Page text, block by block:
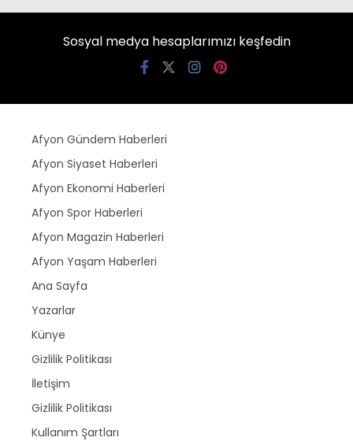
Sosyal medya hesaplarımızı keşfedin
Afyon Gündem Haberleri
Afyon Siyaset Haberleri
Afyon Ekonomi Haberleri
Afyon Spor Haberleri
Afyon Magazin Haberleri
Afyon Yaşam Haberleri
Ana Sayfa
Yazarlar
Künye
Gizlilik Politikası
İletişim
Gizlilik Politikası
Kullanım Şartları